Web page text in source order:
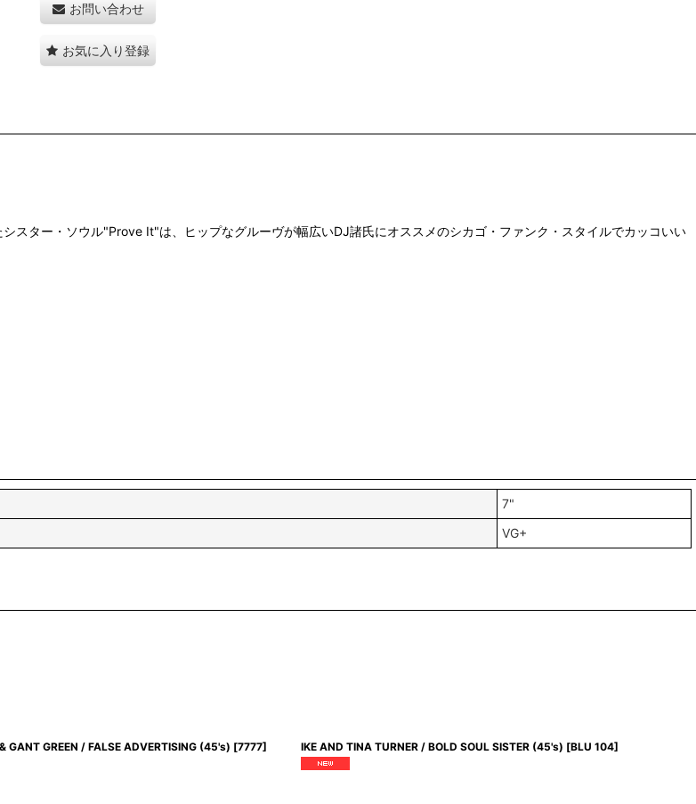
お問い合わせ
お気に入り登録
ター・ソウル"Prove It"は、ヒップなグルーヴが幅広いDJ諸氏にオススメのシカゴ・ファンク・スタイルでカッコいい
7"
VG+
GANT GREEN / FALSE ADVERTISING (45's) [7777] IKE AND TINA TURNER / BOLD SOUL SISTER (45's) [BLU 104]